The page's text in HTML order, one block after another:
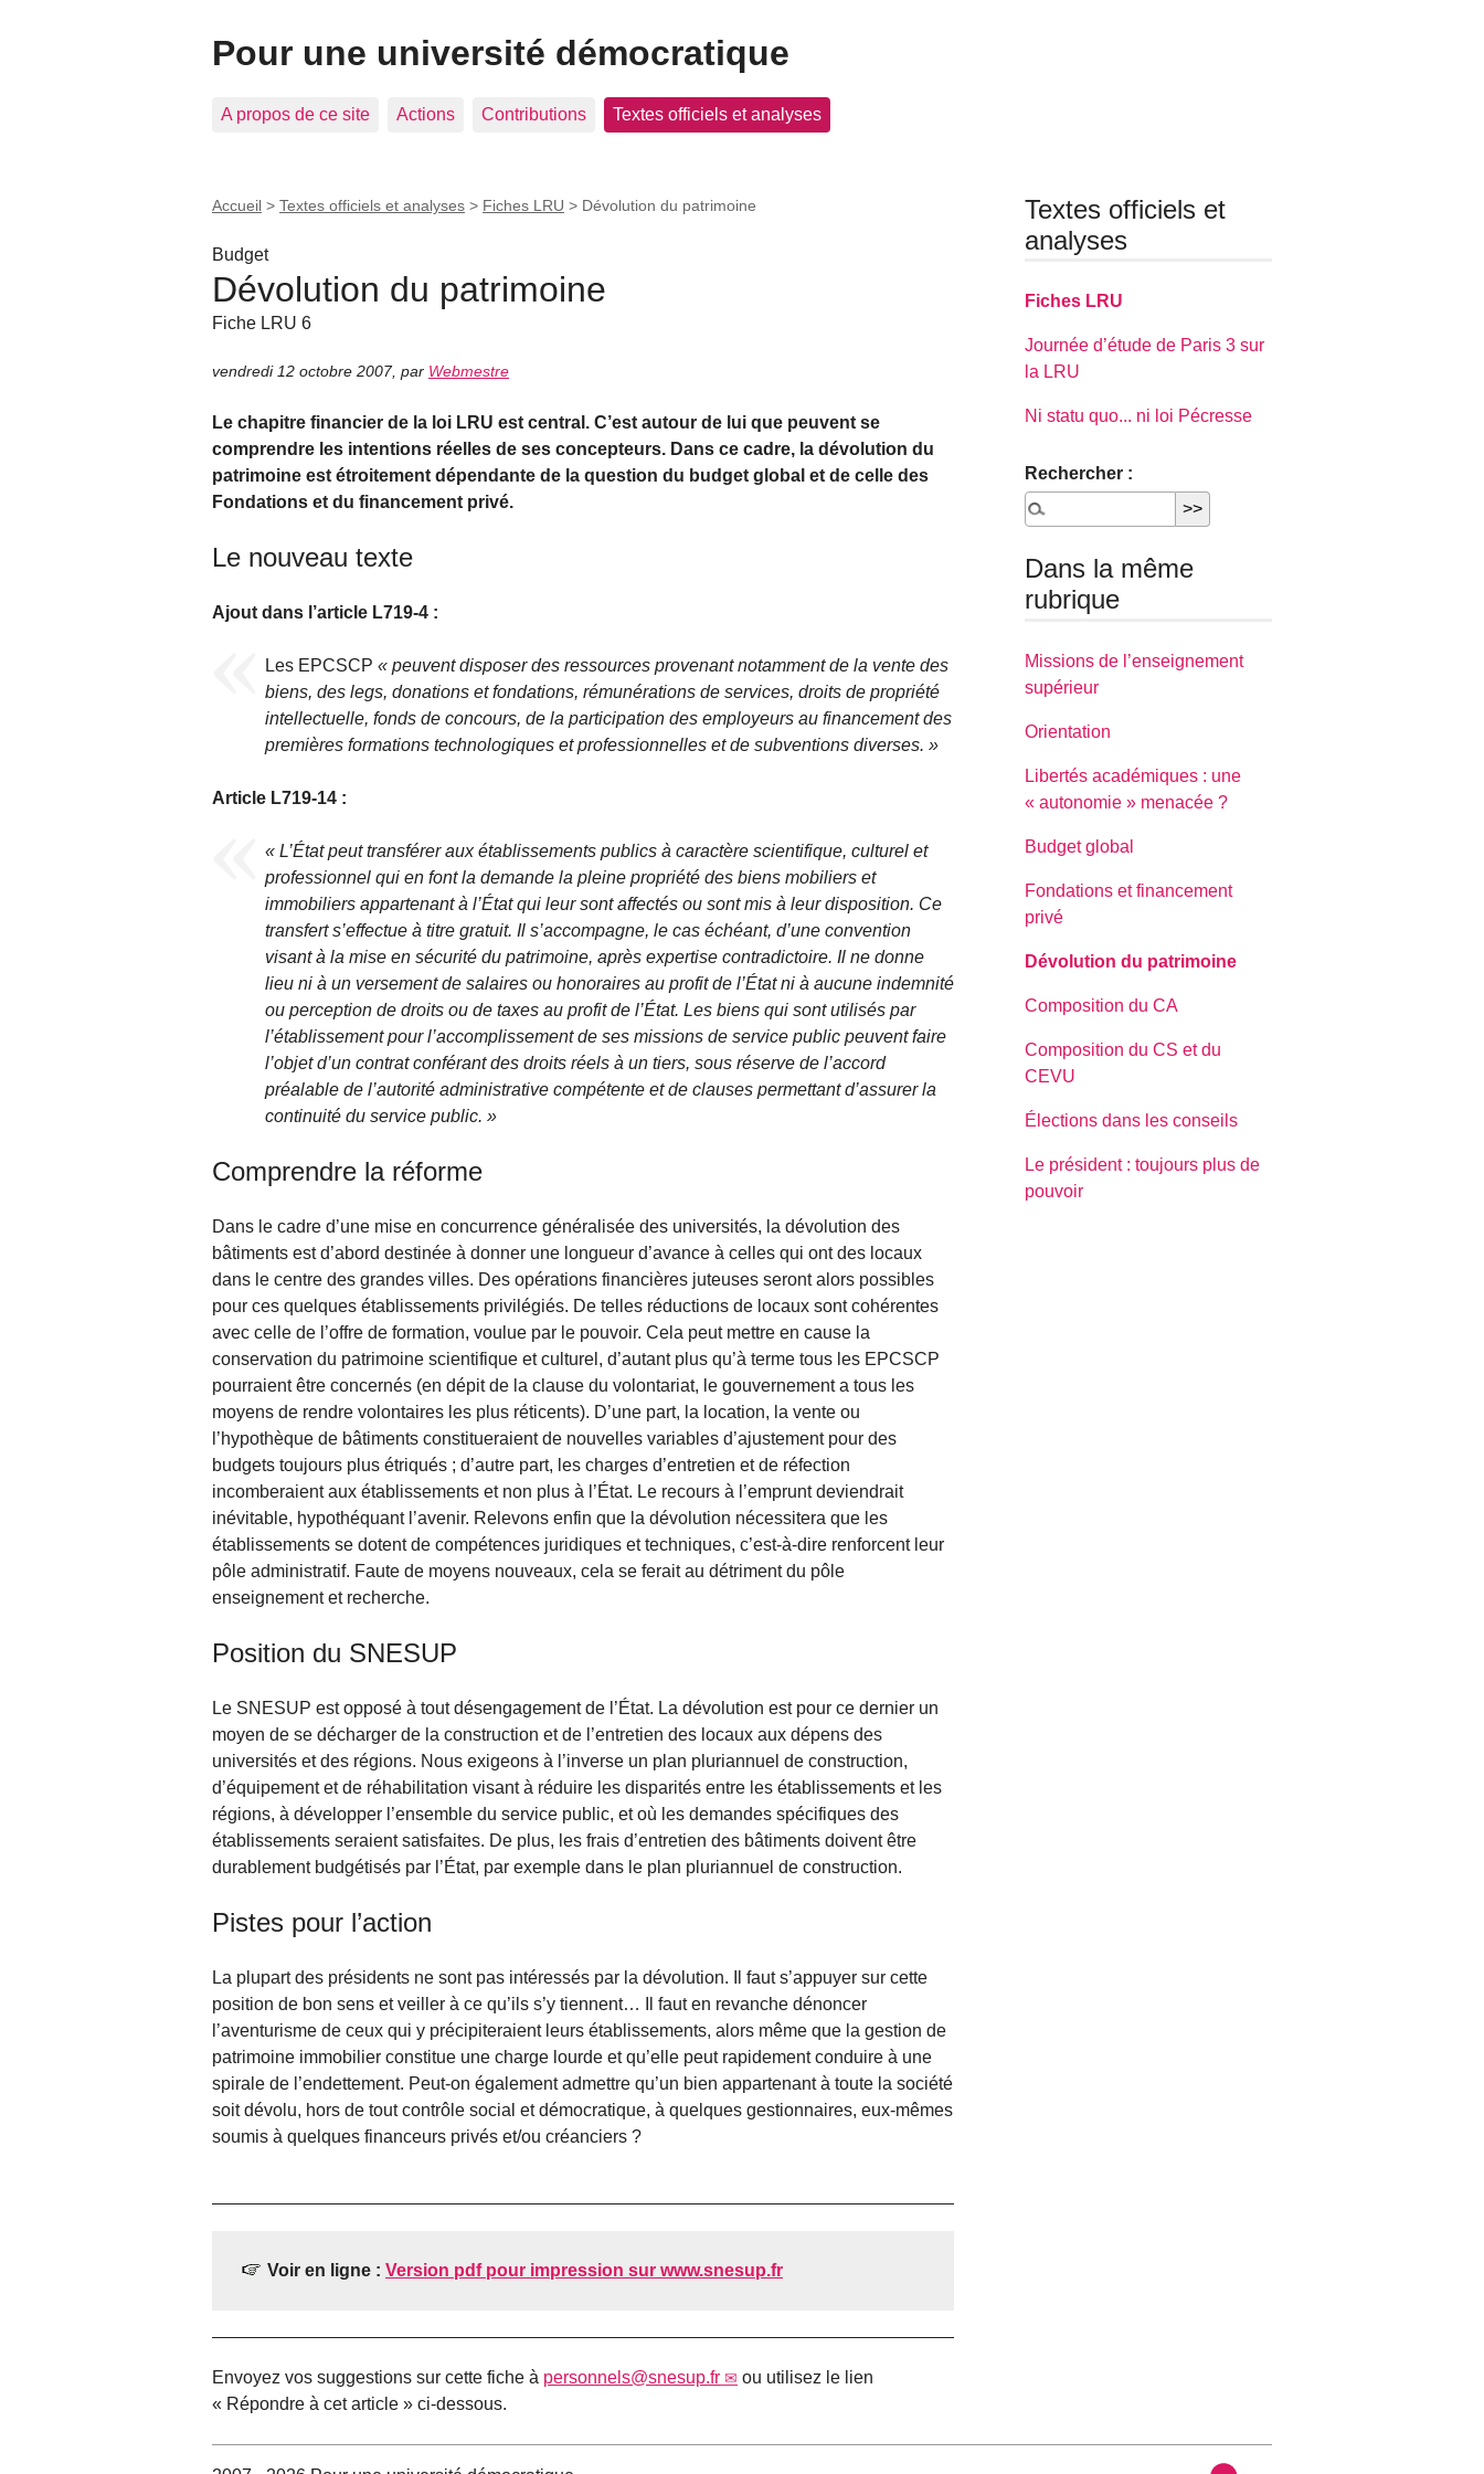
Pour une université démocratique
A propos de ce site Actions Contributions Textes officiels et analyses
Accueil > Textes officiels et analyses > Fiches LRU > Dévolution du patrimoine
Budget
Dévolution du patrimoine
Fiche LRU 6
vendredi 12 octobre 2007, par Webmestre
Le chapitre financier de la loi LRU est central. C’est autour de lui que peuvent se
comprendre les intentions réelles de ses concepteurs. Dans ce cadre, la dévolution du
patrimoine est étroitement dépendante de la question du budget global et de celle des
Fondations et du financement privé.
Le nouveau texte
Ajout dans l’article L719-4 :
Les EPCSCP « peuvent disposer des ressources provenant notamment de la vente des
biens, des legs, donations et fondations, rémunérations de services, droits de propriété
intellectuelle, fonds de concours, de la participation des employeurs au financement des
premières formations technologiques et professionnelles et de subventions diverses. »
Article L719-14 :
« L’État peut transférer aux établissements publics à caractère scientifique, culturel et
professionnel qui en font la demande la pleine propriété des biens mobiliers et
immobiliers appartenant à l’État qui leur sont affectés ou sont mis à leur disposition. Ce
transfert s’effectue à titre gratuit. Il s’accompagne, le cas échéant, d’une convention
visant à la mise en sécurité du patrimoine, après expertise contradictoire. Il ne donne
lieu ni à un versement de salaires ou honoraires au profit de l’État ni à aucune indemnité
ou perception de droits ou de taxes au profit de l’État. Les biens qui sont utilisés par
l’établissement pour l’accomplissement de ses missions de service public peuvent faire
l’objet d’un contrat conférant des droits réels à un tiers, sous réserve de l’accord
préalable de l’autorité administrative compétente et de clauses permettant d’assurer la
continuité du service public. »
Comprendre la réforme
Dans le cadre d’une mise en concurrence généralisée des universités, la dévolution des
bâtiments est d’abord destinée à donner une longueur d’avance à celles qui ont des locaux
dans le centre des grandes villes. Des opérations financières juteuses seront alors possibles
pour ces quelques établissements privilégiés. De telles réductions de locaux sont cohérentes
avec celle de l’offre de formation, voulue par le pouvoir. Cela peut mettre en cause la
conservation du patrimoine scientifique et culturel, d’autant plus qu’à terme tous les EPCSCP
pourraient être concernés (en dépit de la clause du volontariat, le gouvernement a tous les
moyens de rendre volontaires les plus réticents). D’une part, la location, la vente ou
l’hypothèque de bâtiments constitueraient de nouvelles variables d’ajustement pour des
budgets toujours plus étriqués ; d’autre part, les charges d’entretien et de réfection
incomberaient aux établissements et non plus à l’État. Le recours à l’emprunt deviendrait
inévitable, hypothéquant l’avenir. Relevons enfin que la dévolution nécessitera que les
établissements se dotent de compétences juridiques et techniques, c’est-à-dire renforcent leur
pôle administratif. Faute de moyens nouveaux, cela se ferait au détriment du pôle
enseignement et recherche.
Position du SNESUP
Le SNESUP est opposé à tout désengagement de l’État. La dévolution est pour ce dernier un
moyen de se décharger de la construction et de l’entretien des locaux aux dépens des
universités et des régions. Nous exigeons à l’inverse un plan pluriannuel de construction,
d’équipement et de réhabilitation visant à réduire les disparités entre les établissements et les
régions, à développer l’ensemble du service public, et où les demandes spécifiques des
établissements seraient satisfaites. De plus, les frais d’entretien des bâtiments doivent être
durablement budgétisés par l’État, par exemple dans le plan pluriannuel de construction.
Pistes pour l’action
La plupart des présidents ne sont pas intéressés par la dévolution. Il faut s’appuyer sur cette
position de bon sens et veiller à ce qu’ils s’y tiennent… Il faut en revanche dénoncer
l’aventurisme de ceux qui y précipiteraient leurs établissements, alors même que la gestion de
patrimoine immobilier constitue une charge lourde et qu’elle peut rapidement conduire à une
spirale de l’endettement. Peut-on également admettre qu’un bien appartenant à toute la société
soit dévolu, hors de tout contrôle social et démocratique, à quelques gestionnaires, eux-mêmes
soumis à quelques financeurs privés et/ou créanciers ?
Voir en ligne : Version pdf pour impression sur www.snesup.fr
Envoyez vos suggestions sur cette fiche à personnels@snesup.fr
ou utilisez le lien
« Répondre à cet article » ci-dessous.
Textes officiels et
analyses
Fiches LRU
Journée d’étude de Paris 3 sur
la LRU
Ni statu quo... ni loi Pécresse
Rechercher :
Dans la même
rubrique
Missions de l’enseignement
supérieur
Orientation
Libertés académiques : une
« autonomie » menacée ?
Budget global
Fondations et financement
privé
Dévolution du patrimoine
Composition du CA
Composition du CS et du
CEVU
Élections dans les conseils
Le président : toujours plus de
pouvoir